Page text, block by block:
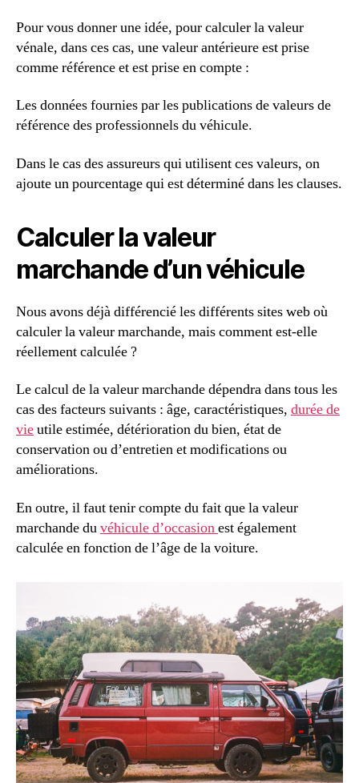
Pour vous donner une idée, pour calculer la valeur
vénale, dans ces cas, une valeur antérieure est prise
comme référence et est prise en compte :
Les données fournies par les publications de valeurs de
référence des professionnels du véhicule.
Dans le cas des assureurs qui utilisent ces valeurs, on
ajoute un pourcentage qui est déterminé dans les clauses.
Calculer la valeur
marchande d’un véhicule
Nous avons déjà différencié les différents sites web où
calculer la valeur marchande, mais comment est-elle
réellement calculée ?
Le calcul de la valeur marchande dépendra dans tous les
cas des facteurs suivants : âge, caractéristiques, durée de
vieutile estimée, détérioration du bien, état de
conservation ou d’entretien et modifications ou
améliorations.
En outre, il faut tenir compte du fait que la valeur
marchande duvéhicule d’occasionest également
calculée en fonction de l’âge de la voiture.